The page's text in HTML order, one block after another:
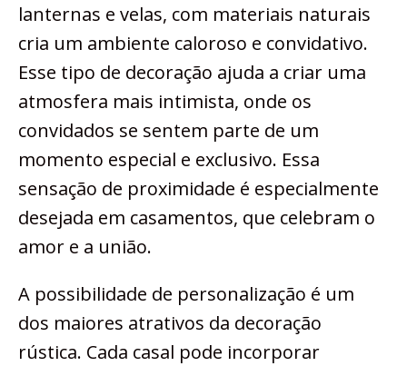
lanternas e velas, com materiais naturais
cria um ambiente caloroso e convidativo.
Esse tipo de decoração ajuda a criar uma
atmosfera mais intimista, onde os
convidados se sentem parte de um
momento especial e exclusivo. Essa
sensação de proximidade é especialmente
desejada em casamentos, que celebram o
amor e a união.
A possibilidade de personalização é um
dos maiores atrativos da decoração
rústica. Cada casal pode incorporar